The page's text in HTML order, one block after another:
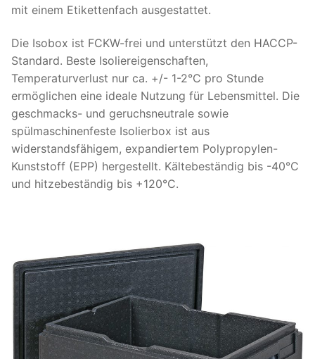
mit einem Etikettenfach ausgestattet.
Die Isobox ist FCKW-frei und unterstützt den HACCP-
Standard. Beste Isoliereigenschaften,
Temperaturverlust nur ca. +/- 1-2°C pro Stunde
ermöglichen eine ideale Nutzung für Lebensmittel. Die
geschmacks- und geruchsneutrale sowie
spülmaschinenfeste Isolierbox ist aus
widerstandsfähigem, expandiertem Polypropylen-
Kunststoff (EPP) hergestellt. Kältebeständig bis -40°C
und hitzebeständig bis +120°C.